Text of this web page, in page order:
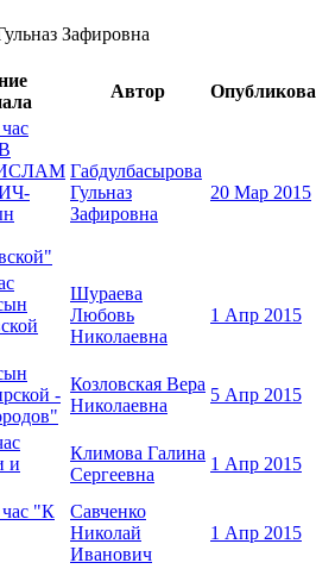
Зафировна
Автор
Габдулбасырова
Гульназ
Зафировна
20 Мар 2015
Шураева
Любовь
Николаевна
1 Апр 2015
-
Козловская Вера
Николаевна
5 Апр 2015
и
Климова Галина
Сергеевна
1 Апр 2015
"К
Савченко
Николай
Иванович
1 Апр 2015